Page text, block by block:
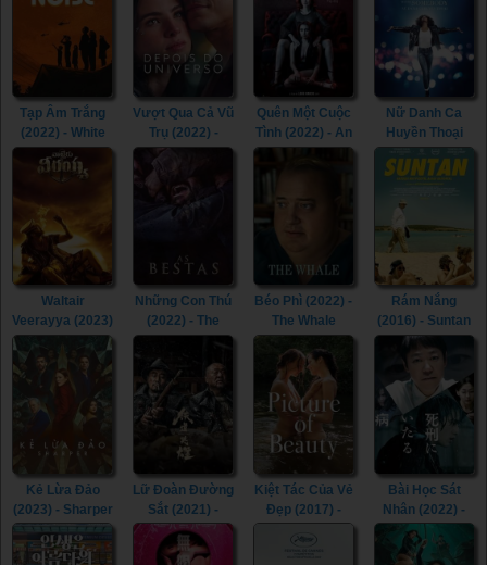
Tạp Âm Trắng
(2022) - White
Noise (2022)
Vượt Qua Cả Vũ
Trụ (2022) -
Beyond the
Universe (2022)
Quên Một Cuộc
Tình (2022) - An
Affair to Forget
Nữ Danh Ca
Huyền Thoại
(2022) - Whitney
Houston: I
with Somebody
(2022)
Waltair
Veerayya (2023)
Veerayya (2023)
Những Con Thú
(2022) - The
Béo Phì (2022) -
The Whale
Rám Nắng
(2016) - Suntan
(2016)
Kẻ Lừa Đảo
(2023) - Sharper
(2023)
Lữ Đoàn Đường
Sắt (2021) -
Railway Heroes
(2021)
Kiệt Tác Của Vẻ
Đẹp (2017) -
Picture of
Bài Học Sát
Nhân (2022) -
Lesson in
Murder (2022)